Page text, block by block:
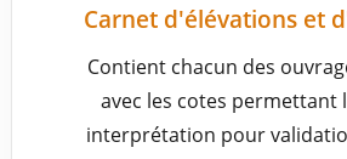
Carnet d'élévations et
Contient chacun des
avec les cotes permettant
interprétation pour